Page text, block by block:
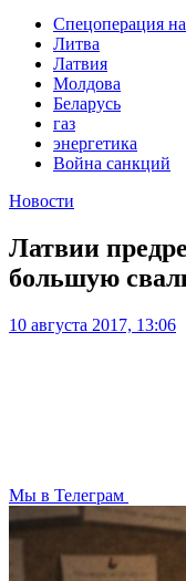
Спецоперация
Литва
Латвия
Молдова
Беларусь
газ
энергетика
Война санкций
Новости
Латвии
большую
10 августа 2017, 13:06
Мы в Телеграм